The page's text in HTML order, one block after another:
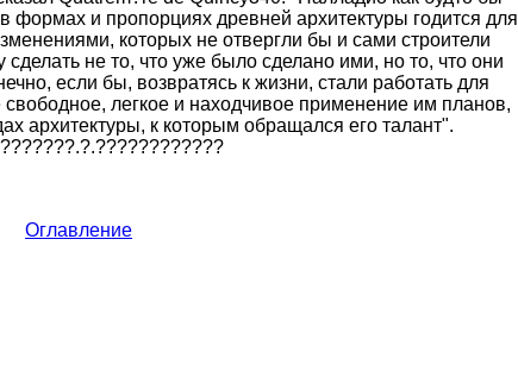
формах и пропорциях древней архитектуры годится для
которых не отвергли бы и сами строители
не то, что уже было сделано ими, но то, что они
если бы, возвратясь к жизни, стали работать для
легкое и находчивое применение им планов,
архитектуры, к которым обращался его талант".
Оглавление